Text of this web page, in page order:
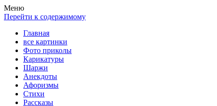
Весела хата — прикольные картинки, смешные истории,
клипы!
Покажем всем ваши фото приколы, карикатуры, шаржи, стихи,
рассказы, видео и песни!
Меню
Перейти к содержимому
Главная
все картинки
Фото приколы
Карикатуры
Шаржи
Анекдоты
Афоризмы
Стихи
Рассказы